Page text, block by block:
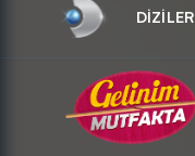
DIZILER